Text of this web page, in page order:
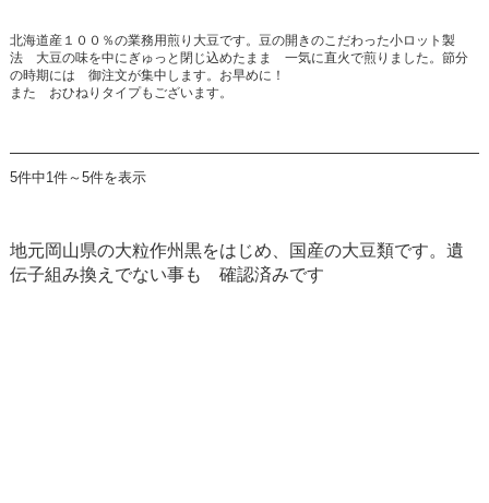
北海道産１００％の業務用煎り大豆です。豆の開きのこだわった小ロット製
法 大豆の味を中にぎゅっと閉じ込めたまま 一気に直火で煎りました。節分
の時期には 御注文が集中します。お早めに！
また おひねりタイプもございます。
5件中1件～5件を表示
地元岡山県の大粒作州黒をはじめ、国産の大豆類です。遺
伝子組み換えでない事も 確認済みです